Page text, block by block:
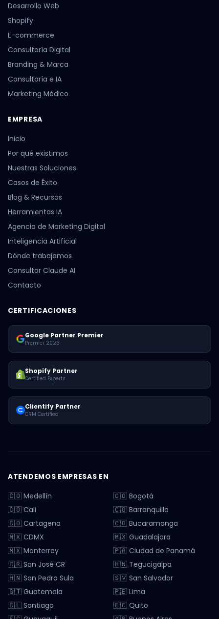
Desarrollo Web
Shopify
E-commerce
Consultoría Digital
Branding & Marca
Consultoría e IA
Marketing Médico
EMPRESA
Inicio
Por qué existimos
Nuestras Soluciones
Casos de Éxito
Blog & Recursos
Herramientas IA
Agencia de Marketing Digital
Inteligencia Artificial
Dónde trabajamos
Consultor Claude AI
Contacto
CERTIFICACIONES
Google Partner Premier
Premier 2026
Shopify Partner
Certified Experts
Clientify Partner
CRM Certified
ATENDEMOS EMPRESAS EN
🇨🇴 Medellín
🇨🇴 Bogotá
🇨🇴 Cali
🇨🇴 Barranquilla
🇨🇴 Cartagena
🇨🇴 Bucaramanga
🇲🇽 CDMX
🇲🇽 Guadalajara
🇲🇽 Monterrey
🇵🇦 Ciudad de Panamá
🇨🇷 San José CR
🇭🇳 Tegucigalpa
🇭🇳 San Pedro Sula
🇸🇻 San Salvador
🇬🇹 Guatemala
🇵🇪 Lima
🇨🇱 Santiago
🇪🇨 Quito